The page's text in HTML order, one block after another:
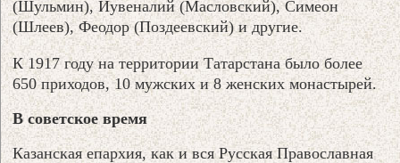
(Шульмин), Иувеналий (Масловский), Симеон
(Шлеев), Феодор (Поздеевский) и другие.
К 1917 году на территории Татарстана было более
650 приходов, 10 мужских и 8 женских монастырей.
В советское время
Казанская епархия, как и вся Русская Православная